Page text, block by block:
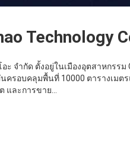
Technology
จํากัด ตั้งอยู่ในเมืองอุตสาหกรรม
ครอบคลุมพื้นที่ 10000 ตารางเมต
และการขาย...